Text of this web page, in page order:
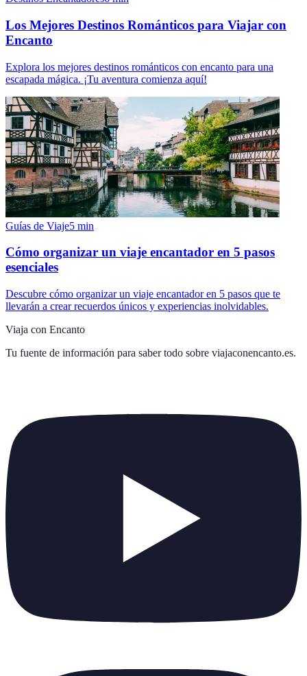
Los Mejores Destinos Románticos para Viajar con
Encanto
Explora los mejores destinos románticos con encanto para una
escapada mágica. ¡Tu aventura comienza aquí!
Guías de Viaje5 min
Cómo organizar un viaje encantador en 5 pasos
esenciales
Descubre cómo organizar un viaje encantador en 5 pasos que te
llevarán a crear recuerdos únicos y experiencias inolvidables.
Viaja con Encanto
Tu fuente de información para saber todo sobre viajaconencanto.es.